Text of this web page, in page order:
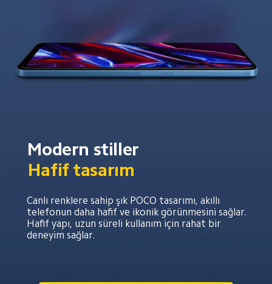
Modern stiller
Hafif tasarım
Canlı renklere sahip şık POCO tasarımı, akıllı
telefonun daha hafif ve ikonik görünmesini sağlar.
Hafif yapı, uzun süreli kullanım için rahat bir
deneyim sağlar.